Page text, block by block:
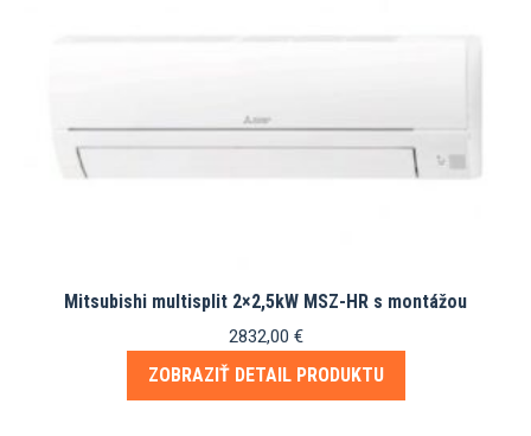
Mitsubishi multisplit 2×2,5kW MSZ-HR s montážou
2832,00 €
ZOBRAZIŤ DETAIL PRODUKTU